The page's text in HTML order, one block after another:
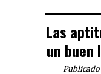
Las
un buen